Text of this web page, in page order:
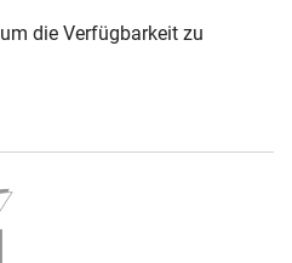
die Verfügbarkeit zu